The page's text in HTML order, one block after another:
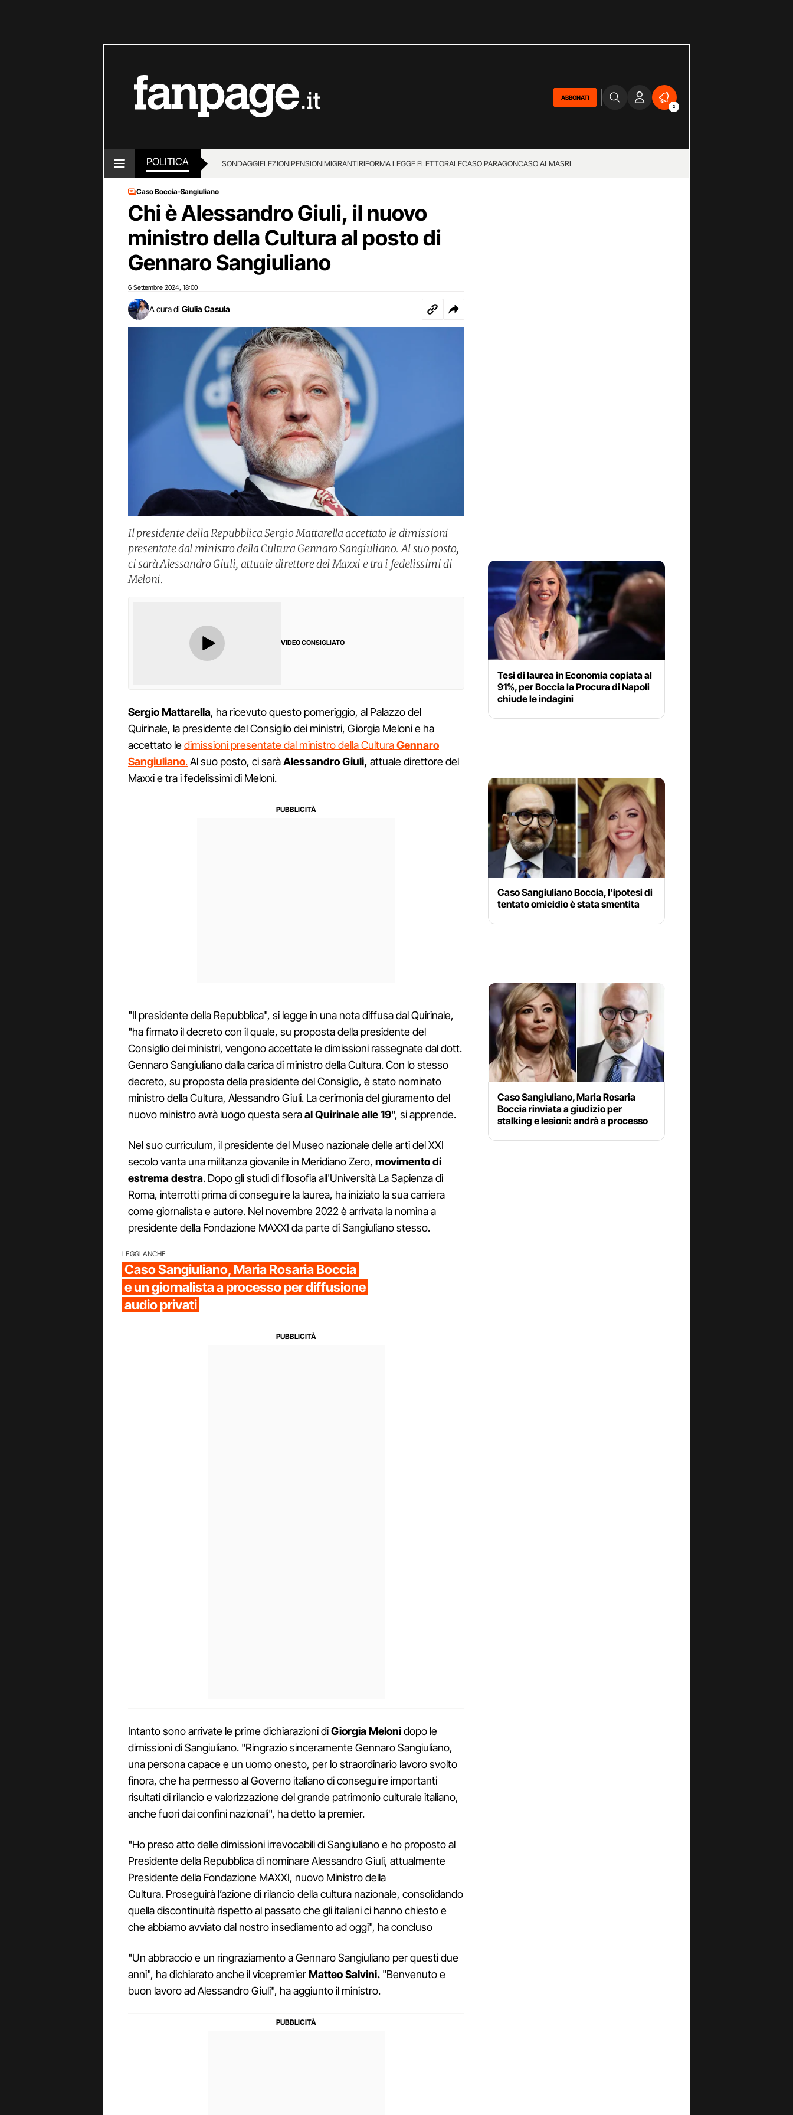
ABBONATI
2
POLITICA SONDAGGIELEZIONIPENSIONIMIGRANTIRIFORMA LEGGE ELETTORALECASO PARAGONCASO ALMASRI
Caso Boccia-Sangiuliano
Chi è Alessandro Giuli, il nuovo
ministro della Cultura al posto di
Gennaro Sangiuliano
6 Settembre 2024 18:00
A cura di Giulia Casula
Il presidente della Repubblica Sergio Mattarella accettato le dimissioni
presentate dal ministro della Cultura Gennaro Sangiuliano. Al suo posto,
ci sarà Alessandro Giuli, attuale direttore del Maxxi e tra i fedelissimi di
Meloni.
VIDEO CONSIGLIATO
Sergio Mattarella, ha ricevuto questo pomeriggio, al Palazzo del
Quirinale, la presidente del Consiglio dei ministri, Giorgia Meloni e ha
accettato ledimissioni presentate dal ministro della CulturaGennaro
Sangiuliano.Al suo posto, ci saràAlessandro Giuli, attuale direttore del
Maxxi e tra i fedelissimi di Meloni.
"Il presidente della Repubblica", si legge in una nota diffusa dal Quirinale,
"ha firmato il decreto con il quale, su proposta della presidente del
Consiglio dei ministri, vengono accettate le dimissioni rassegnate dal dott.
Gennaro Sangiuliano dalla carica di ministro della Cultura. Con lo stesso
decreto, su proposta della presidente del Consiglio, è stato nominato
ministro della Cultura, Alessandro Giuli. La cerimonia del giuramento del
nuovo ministro avrà luogo questa seraal Quirinale alle 19", si apprende.
Nel suo curriculum, il presidente del Museo nazionale delle arti del XXI
secolo vanta una militanza giovanile in Meridiano Zero, movimento di
estrema destra. Dopo gli studi di filosofia all'Università La Sapienza di
Roma, interrotti prima di conseguire la laurea, ha iniziato la sua carriera
come giornalista e autore. Nel novembre 2022 è arrivata la nomina a
presidente della Fondazione MAXXI da parte di Sangiuliano stesso.
LEGGI ANCHE
Caso Sangiuliano, Maria Rosaria Boccia
e un giornalista a processo per diffusione
audio privati
Intanto sono arrivate le prime dichiarazioni diGiorgia Melonidopo le
dimissioni di Sangiuliano. "Ringrazio sinceramente Gennaro Sangiuliano,
una persona capace e un uomo onesto, per lo straordinario lavoro svolto
finora, che ha permesso al Governo italiano di conseguire importanti
risultati di rilancio e valorizzazione del grande patrimonio culturale italiano,
anche fuori dai confini nazionali", ha detto la premier.
"Ho preso atto delle dimissioni irrevocabili di Sangiuliano e ho proposto al
Presidente della Repubblica di nominare Alessandro Giuli, attualmente
Presidente della Fondazione MAXXI, nuovo Ministro della
Cultura. Proseguirà l’azione di rilancio della cultura nazionale, consolidando
quella discontinuità rispetto al passato che gli italiani ci hanno chiesto e
che abbiamo avviato dal nostro insediamento ad oggi", ha concluso
"Un abbraccio e un ringraziamento a Gennaro Sangiuliano per questi due
anni", ha dichiarato anche il vicepremierMatteo Salvini. "Benvenuto e
buon lavoro ad Alessandro Giuli", ha aggiunto il ministro.
Tesi di laurea in Economia copiata al
91%, per Boccia la Procura di Napoli
chiude le indagini
Caso Sangiuliano Boccia, l’ipotesi di
tentato omicidio è stata smentita
Caso Sangiuliano, Maria Rosaria
Boccia rinviata a giudizio per
stalking e lesioni: andrà a processo